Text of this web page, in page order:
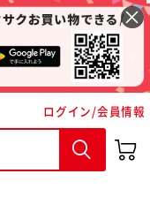
ログイン/会員情報